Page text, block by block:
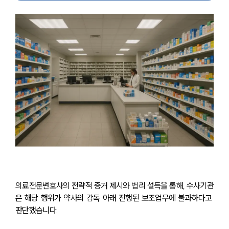
소식/자료
언론보도
공지사항
법률 블로그
법률서식
뉴스레터/브로슈어
세미나
대륜법률상담예약
의료전문변호사의 전략적 증거 제시와 법리 설득을 통해, 수사기관
은 해당 행위가 약사의 감독 아래 진행된 보조업무에 불과하다고
판단했습니다.